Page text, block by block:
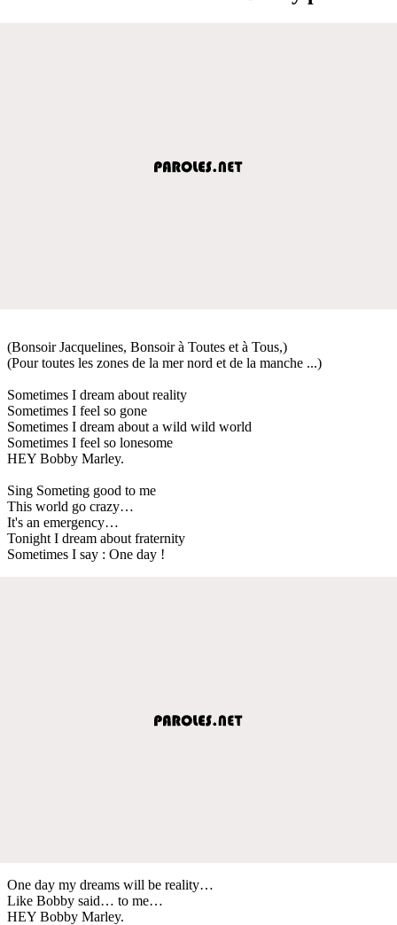
(Bonsoir Jacquelines, Bonsoir à Toutes et à Tous,)
(Pour toutes les zones de la mer nord et de la manche ...)
Sometimes I dream about reality
Sometimes I feel so gone
Sometimes I dream about a wild wild world
Sometimes I feel so lonesome
HEY Bobby Marley.
Sing Someting good to me
This world go crazy…
It's an emergency…
Tonight I dream about fraternity
Sometimes I say : One day !
One day my dreams will be reality…
Like Bobby said… to me…
HEY Bobby Marley.